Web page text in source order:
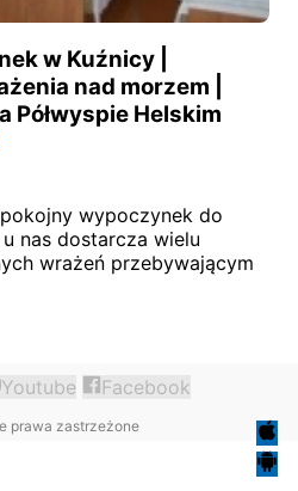
w Kuźnicy |
nad morzem |
Półwyspie Helskim
wypoczynek do
nas dostarcza wielu
wrażeń przebywającym
Youtube Facebook
prawa zastrzeżone